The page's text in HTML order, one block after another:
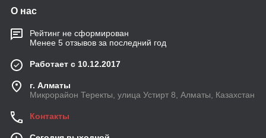
О нас
Рейтинг не сформирован
Менее 5 отзывов за последний год
Работает с 10.12.2017
г. Алматы
Микрорайон Теректы, улица Устирт 8, Алматы, Казахстан
Контакты